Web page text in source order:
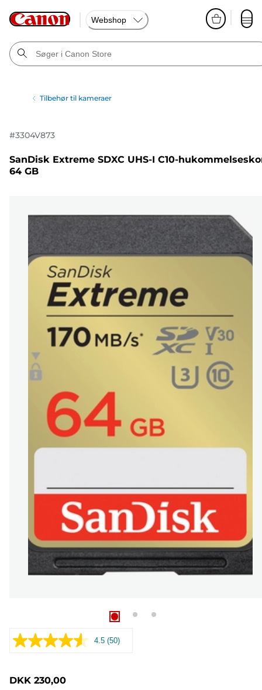
Webshop
Tilbehør til kameraer
#3304V873
SanDisk Extreme SDXC UHS-I C10-
64 GB
4.5 Læs
(50)
DKK 230,00